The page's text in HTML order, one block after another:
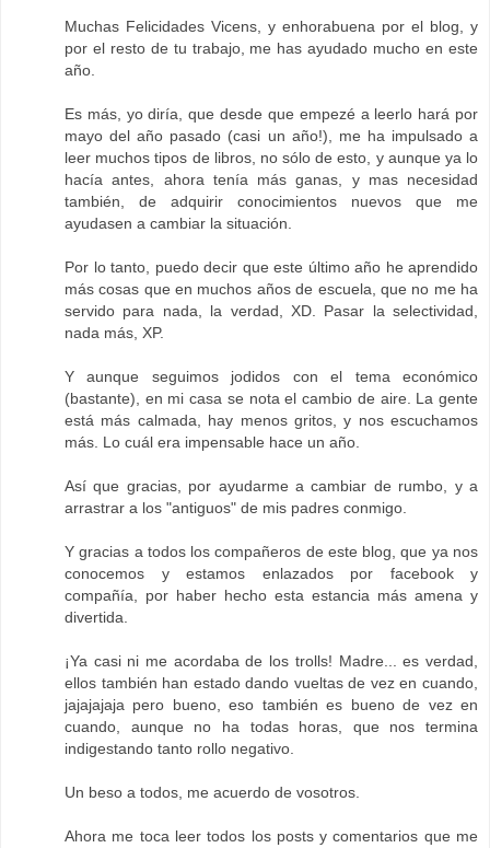
Muchas Felicidades Vicens, y enhorabuena por el blog, y
por el resto de tu trabajo, me has ayudado mucho en este
año.
Es más, yo diría, que desde que empezé a leerlo hará por
mayo del año pasado (casi un año!), me ha impulsado a
leer muchos tipos de libros, no sólo de esto, y aunque ya lo
hacía antes, ahora tenía más ganas, y mas necesidad
también, de adquirir conocimientos nuevos que me
ayudasen a cambiar la situación.
Por lo tanto, puedo decir que este último año he aprendido
más cosas que en muchos años de escuela, que no me ha
servido para nada, la verdad, XD. Pasar la selectividad,
nada más, XP.
Y aunque seguimos jodidos con el tema económico
(bastante), en mi casa se nota el cambio de aire. La gente
está más calmada, hay menos gritos, y nos escuchamos
más. Lo cuál era impensable hace un año.
Así que gracias, por ayudarme a cambiar de rumbo, y a
arrastrar a los "antiguos" de mis padres conmigo.
Y gracias a todos los compañeros de este blog, que ya nos
conocemos y estamos enlazados por facebook y
compañía, por haber hecho esta estancia más amena y
divertida.
¡Ya casi ni me acordaba de los trolls! Madre... es verdad,
ellos también han estado dando vueltas de vez en cuando,
jajajajaja pero bueno, eso también es bueno de vez en
cuando, aunque no ha todas horas, que nos termina
indigestando tanto rollo negativo.
Un beso a todos, me acuerdo de vosotros.
Ahora me toca leer todos los posts y comentarios que me